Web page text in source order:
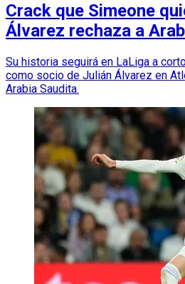
Crack que Simeone
Álvarez rechaza a
Su historia seguirá en LaLiga a
como socio de Julián Álvarez en
Arabia Saudita.